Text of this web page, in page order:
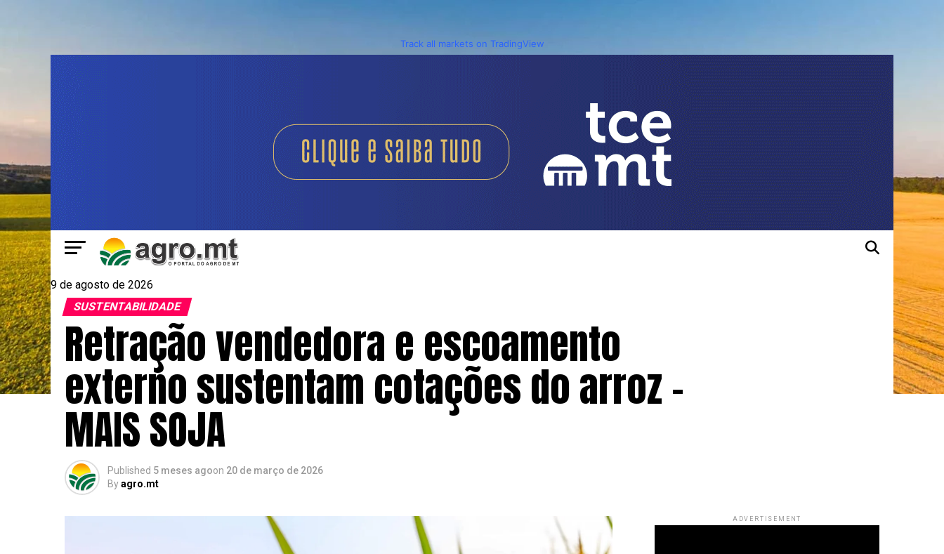
Track all markets on TradingView
9 de agosto de 2026
SUSTENTABILIDADE
Retração vendedora e escoamento
externo sustentam cotações do arroz –
MAIS SOJA
Published 5 meses agoon 20 de março de 2026
Byagro.mt
ADVERTISEMENT